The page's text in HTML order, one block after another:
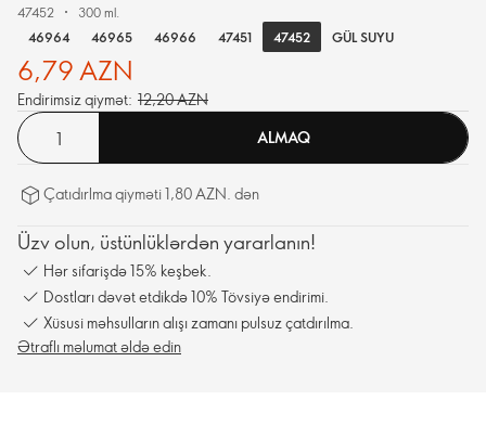
47452
300 ml.
46964
46965 46966 47451 47452 GÜL SUYU
6,79 AZN
Endirimsiz qiymət: 12,20 AZN
ALMAQ
Çatıdırlma qiyməti 1,80 AZN. dən
Üzv olun, üstünlüklərdən yararlanın!
Hər sifarişdə 15% keşbek.
Dostları dəvət etdikdə 10% Tövsiyə endirimi.
Xüsusi məhsulların alışı zamanı pulsuz çatdırılma.
Ətraflı məlumat əldə edin